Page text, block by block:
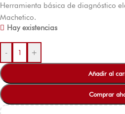
Herramienta básica de diagnóstico
Machetico.
Hay existencias
- +
Añadir al
Comprar